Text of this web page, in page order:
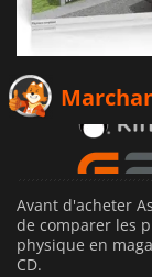
Avant d'acheter
de comparer les
physique en
CD.